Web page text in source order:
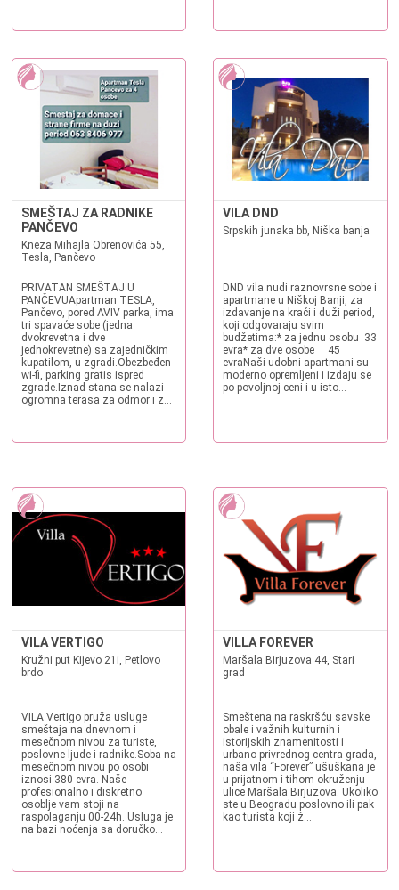
SMEŠTAJ ZA RADNIKE
PANČEVO
Kneza Mihajla Obrenovića 55,
Tesla, Pančevo
PRIVATAN SMEŠTAJ U
PANČEVUApartman TESLA,
Pančevo, pored AVIV parka, ima
tri spavaće sobe (jedna
dvokrevetna i dve
jednokrevetne) sa zajedničkim
kupatilom, u zgradi.Obezbeđen
wi-fi, parking gratis ispred
zgrade.Iznad stana se nalazi
ogromna terasa za odmor i z...
VILA DND
Srpskih junaka bb, Niška banja
DND vila nudi raznovrsne sobe i
apartmane u Niškoj Banji, za
izdavanje na kraći i duži period,
koji odgovaraju svim
budžetima:* za jednu osobu 33
evra* za dve osobe 45
evraNaši udobni apartmani su
moderno opremljeni i izdaju se
po povoljnoj ceni i u isto...
VILA VERTIGO
Kružni put Kijevo 21i, Petlovo
brdo
VILA Vertigo pruža usluge
smeštaja na dnevnom i
mesečnom nivou za turiste,
poslovne ljude i radnike.Soba na
mesečnom nivou po osobi
iznosi 380 evra. Naše
profesionalno i diskretno
osoblje vam stoji na
raspolaganju 00-24h. Usluga je
na bazi noćenja sa doručko...
VILLA FOREVER
Maršala Birjuzova 44, Stari
grad
Smeštena na raskršću savske
obale i važnih kulturnih i
istorijskih znamenitosti i
urbano-privrednog centra grada,
naša vila “Forever” ušuškana je
u prijatnom i tihom okruženju
ulice Maršala Birjuzova. Ukoliko
ste u Beogradu poslovno ili pak
kao turista koji ž...